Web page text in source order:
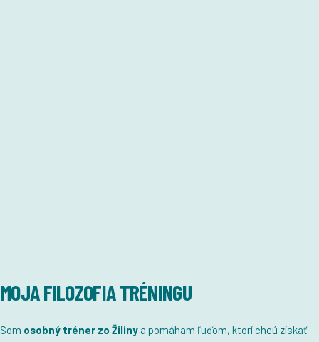
MOJA FILOZOFIA TRÉNINGU
Som osobný tréner zo Žiliny a pomáham ľuďom, ktorí chcú získať